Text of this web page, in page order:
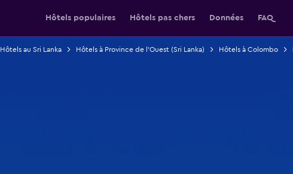
Hôtels populaires Hôtels pas chers Données FAQ
Hôtels au Sri Lanka Hôtels à Province de l'Ouest (Sri Lanka) Hôtels à Colombo